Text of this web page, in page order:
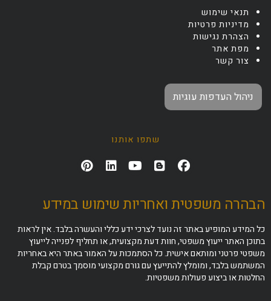
תנאי שימוש
מדיניות פרטיות
הצהרת נגישות
מפת אתר
צור קשר
ניהול העדפות עוגיות
שתפו אותנו
הבהרה משפטית ואחריות שימוש במידע
כל המידע המופיע באתר זה נועד לצרכי ידע כללי והעשרה בלבד. אין לראות
בתוכן האתר ייעוץ משפטי, חוות דעת מקצועית, או תחליף לפנייה לייעוץ
משפטי פרטני ומותאם אישית. כל הסתמכות על האמור באתר היא באחריות
המשתמש בלבד, ומומלץ להתייעץ עם גורם מקצועי מוסמך בטרם קבלת
החלטות או ביצוע פעולות משפטיות.